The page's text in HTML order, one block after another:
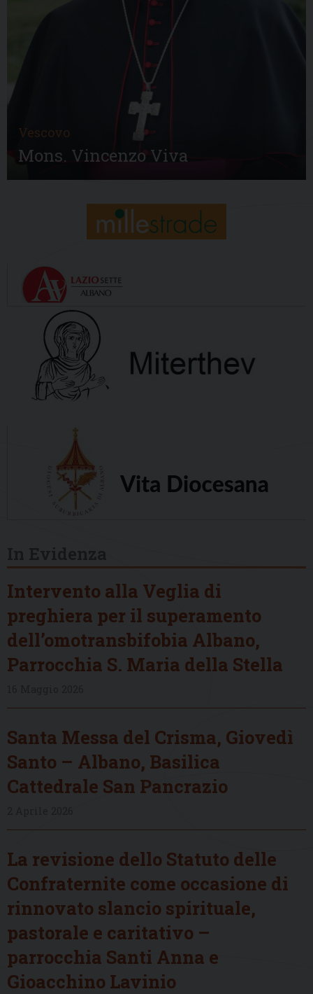
Vescovo
Mons. Vincenzo Viva
Intervento alla Veglia di
preghiera per il superamento
dell’omotransbifobia Albano,
Parrocchia S. Maria della Stella
Santa Messa del Crisma, Giovedì
Santo – Albano, Basilica
Cattedrale San Pancrazio
La revisione dello Statuto delle
Confraternite come occasione di
rinnovato slancio spirituale,
pastorale e caritativo –
parrocchia Santi Anna e
Gioacchino Lavinio